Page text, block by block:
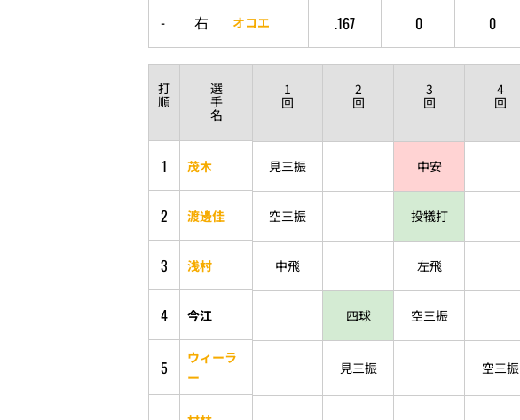
- 右 オコエ .167 0 0
打
順
選
手
名
1
回
2
回
3
回
4
回
1 茂木 見三振 中安
2 渡邊佳 空三振 投犠打
3 浅村 中飛 左飛
4 今江 四球 空三振
5
ウィーラ
ー
見三振 空三振